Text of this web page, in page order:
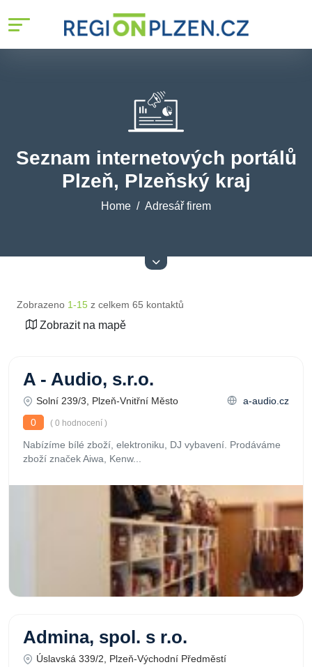
Seznam internetových portálů
Plzeň, Plzeňský kraj
Home Adresář firem
Zobrazeno 1-15 z celkem 65 kontaktů
Zobrazit na mapě
A - Audio, s.r.o.
Solní 239/3, Plzeň-Vnitřní Město
a-audio.cz
0
( 0 hodnocení )
Nabízíme bílé zboží, elektroniku, DJ vybavení. Prodáváme
zboží značek Aiwa, Kenw...
Admina, spol. s r.o.
Úslavská 339/2, Plzeň-Východní Předměstí